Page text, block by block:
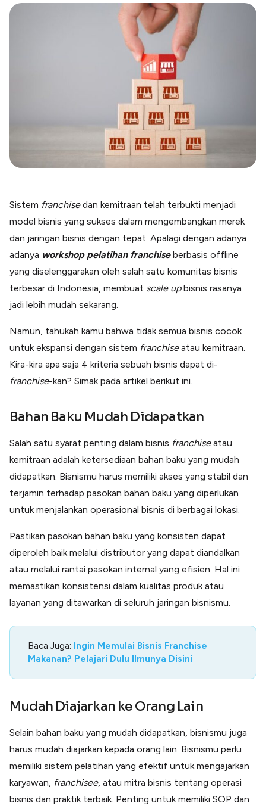
Bayar luar negeri pakai kartu kredit
Satu kartu untuk bisnis & personal
Kartu korporat expense terlengkap
Kelola Pembayaran Termin Proyek
Health & Beauty
Terima Pembayaran Instan Dan CC
Lainnya
Open API
Integrasi Accurate
Integrasi Paper dengan Accurate
Blog
Kumpulan tips dan informasi bisnis
Sistem franchisedan kemitraan telah terbukti menjadi
model bisnis yang sukses dalam mengembangkan merek
dan jaringan bisnis dengan tepat. Apalagi dengan adanya
adanya workshop pelatihan franchiseberbasis offline
yang diselenggarakan oleh salah satu komunitas bisnis
terbesar di Indonesia, membuat scale upbisnis rasanya
jadi lebih mudah sekarang.
Namun, tahukah kamu bahwa tidak semua bisnis cocok
untuk ekspansi dengan sistem franchiseatau kemitraan.
Kira-kira apa saja 4 kriteria sebuah bisnis dapat di-
franchise-kan? Simak pada artikel berikut ini.
Bahan Baku Mudah Didapatkan
Salah satu syarat penting dalam bisnis franchiseatau
kemitraan adalah ketersediaan bahan baku yang mudah
didapatkan. Bisnismu harus memiliki akses yang stabil dan
terjamin terhadap pasokan bahan baku yang diperlukan
untuk menjalankan operasional bisnis di berbagai lokasi.
Pastikan pasokan bahan baku yang konsisten dapat
diperoleh baik melalui distributor yang dapat diandalkan
atau melalui rantai pasokan internal yang efisien. Hal ini
memastikan konsistensi dalam kualitas produk atau
layanan yang ditawarkan di seluruh jaringan bisnismu.
Baca Juga: Ingin Memulai Bisnis Franchise
Makanan? Pelajari Dulu Ilmunya Disini
Mudah Diajarkan ke Orang Lain
Selain bahan baku yang mudah didapatkan, bisnismu juga
harus mudah diajarkan kepada orang lain. Bisnismu perlu
memiliki sistem pelatihan yang efektif untuk mengajarkan
karyawan, franchisee, atau mitra bisnis tentang operasi
bisnis dan praktik terbaik. Penting untuk memiliki SOP dan